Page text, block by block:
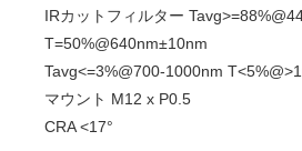
IRカットフィルター
T=50%@640nm±10nm
Tavg<=3%@700-1000nm
マウント M12 x P0.5
CRA <17°